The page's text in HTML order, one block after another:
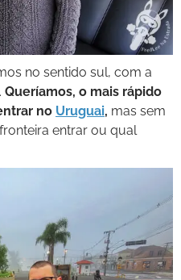
no sentido sul, com a
Queríamos, o mais rápido
no Uruguai, mas sem
entrar ou qual